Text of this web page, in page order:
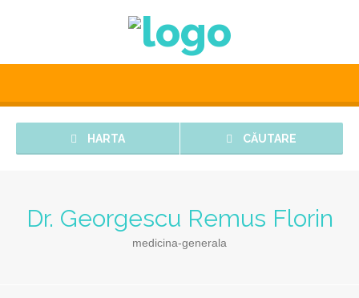
HARTA CĂUTARE
Dr. Georgescu Remus Florin
medicina-generala